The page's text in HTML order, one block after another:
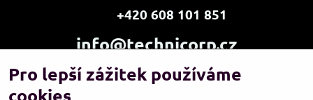
+420 608 101 851
info@technicorp.cz
Showroom a výdejní místo:
TECHNICORP ESHOP s.r.o.
Pro lepší zážitek používáme
cookies